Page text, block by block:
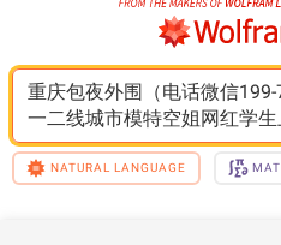
重庆包夜外围（电话微信199-
一二线城市模特空姐网红学生
NATURAL LANGUAGE